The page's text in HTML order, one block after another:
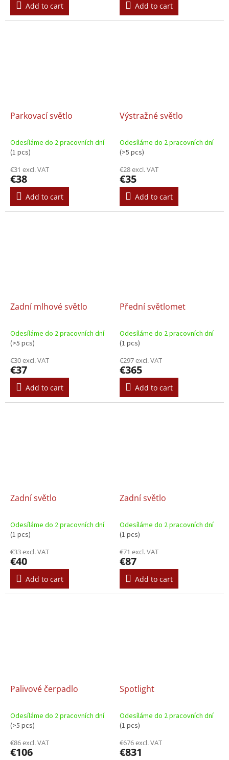
Add to cart Add to cart
Parkovací světlo
Odesíláme do 2 pracovních dní
(1 pcs)
€31 excl. VAT
€38
Add to cart
Výstražné světlo
Odesíláme do 2 pracovních dní
(>5 pcs)
€28 excl. VAT
€35
Add to cart
Zadní mlhové světlo
Odesíláme do 2 pracovních dní
(>5 pcs)
€30 excl. VAT
€37
Add to cart
Přední světlomet
Odesíláme do 2 pracovních dní
(1 pcs)
€297 excl. VAT
€365
Add to cart
Zadní světlo
Odesíláme do 2 pracovních dní
(1 pcs)
€33 excl. VAT
€40
Add to cart
Zadní světlo
Odesíláme do 2 pracovních dní
(1 pcs)
€71 excl. VAT
€87
Add to cart
Palivové čerpadlo
Odesíláme do 2 pracovních dní
(>5 pcs)
€86 excl. VAT
€106
Spotlight
Odesíláme do 2 pracovních dní
(1 pcs)
€676 excl. VAT
€831